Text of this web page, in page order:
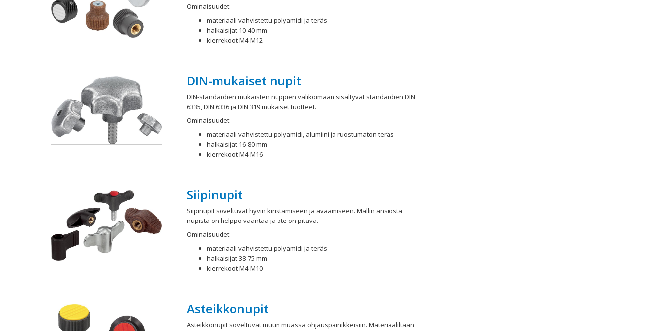
Ominaisuudet:
materiaali vahvistettu polyamidi ja teräs
halkaisijat 10-40 mm
kierrekoot M4-M12
DIN-mukaiset nupit
DIN-standardien mukaisten nuppien valikoimaan sisältyvät standardien DIN
6335, DIN 6336 ja DIN 319 mukaiset tuotteet.
Ominaisuudet:
materiaali vahvistettu polyamidi, alumiini ja ruostumaton teräs
halkaisijat 16-80 mm
kierrekoot M4-M16
Siipinupit
Siipinupit soveltuvat hyvin kiristämiseen ja avaamiseen. Mallin ansiosta
nupista on helppo vääntää ja ote on pitävä.
Ominaisuudet:
materiaali vahvistettu polyamidi ja teräs
halkaisijat 38-75 mm
kierrekoot M4-M10
Asteikkonupit
Asteikkonupit soveltuvat muun muassa ohjauspainikkeisiin. Materiaaliltaan